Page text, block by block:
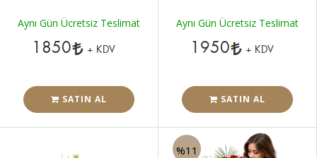
Aynı Gün Ücretsiz Teslimat
1850 + KDV
SATIN AL
Aynı Gün Ücretsiz Teslimat
1950 + KDV
SATIN AL
%11